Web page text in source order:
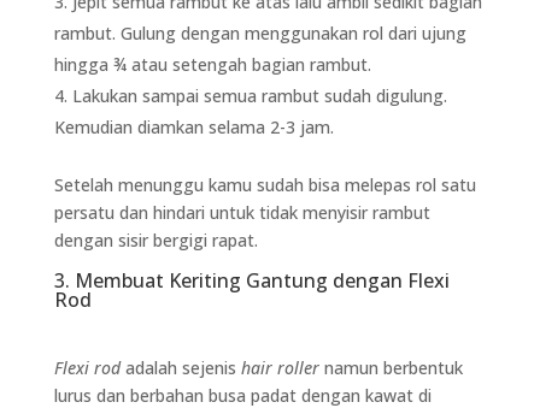
rambut. Gulung dengan menggunakan rol dari ujung
hingga ¾ atau setengah bagian rambut.
Lakukan sampai semua rambut sudah digulung.
Kemudian diamkan selama 2-3 jam.
Setelah menunggu kamu sudah bisa melepas rol satu
persatu dan hindari untuk tidak menyisir rambut
dengan sisir bergigi rapat.
3. Membuat Keriting Gantung dengan Flexi
Rod
Flexi rodadalah sejenis hair rollernamun berbentuk
lurus dan berbahan busa padat dengan kawat di